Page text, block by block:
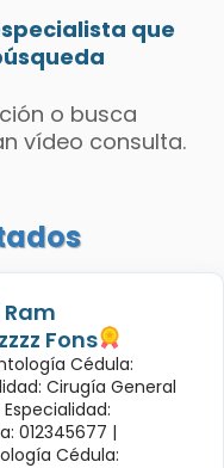
que
o busca
vídeo consulta.
Fons
Cédula:
Cirugía General
Especialidad:
012345677 |
Cédula: